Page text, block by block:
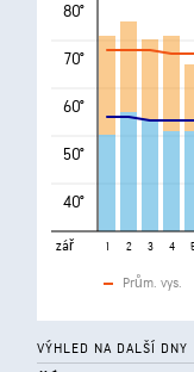
80°
70°
60°
50°
40°
zář 1 2 3 4
Prům. vys.
VÝHLED NA DALŠÍ DNY